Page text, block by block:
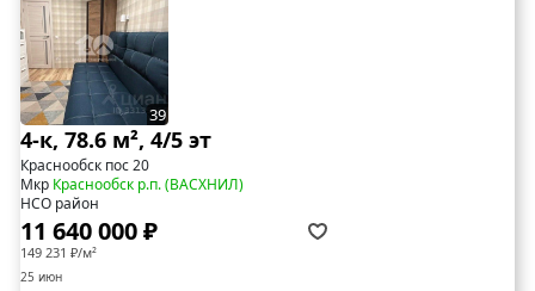
39
4-к, 78.6 м², 4/5 эт
Краснообск пос 20
Мкр Краснообск р.п. (ВАСХНИЛ)
НСО район
11 640 000 ₽
149 231 ₽/м²
25 июн